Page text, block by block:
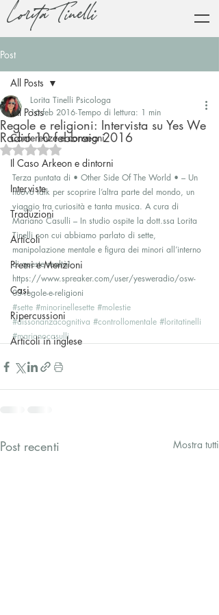
Lorita Tinelli
Post
All Posts
Conferenze e convegni
Il Caso Arkeon e dintorni
Interviste
Traduzioni
Articoli
Premi e Menzioni
Casi
Ripercussioni
Articoli in inglese
All Posts
Regole e religioni: Intervista su Yes We
Radio 10 febbraio 2016
Lorita Tinelli Psicologa
16 feb 2016 Tempo di lettura: 1 min
Valutazione NaN stelle su 5.
Terza puntata di • Other Side Of The World • – Un
nuovo talk per scoprire l’altra parte del mondo, un
viaggio tra curiosità e tanta musica. A cura di
Mariano Casulli – In studio ospite la dott.ssa Lorita
Tinelli con cui abbiamo parlato di sette,
manipolazione mentale e figura dei minori all’interno
di queste realtà!
https://www.spreaker.com/user/yesweradio/osw-
03-regole-e-religioni
#sette #minorinellesette #molestie
#dissonanzacognitiva #controllomentale #loritatinelli
#marianocasulli
Post recenti Mostra tutti